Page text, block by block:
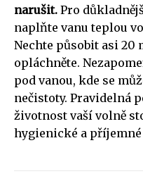
narušit. Pro
naplňte vanu teplou
Nechte působit asi 20
opláchněte.
pod vanou, kde se
nečistoty. Pravidelná
životnost vaší volně
hygienické a